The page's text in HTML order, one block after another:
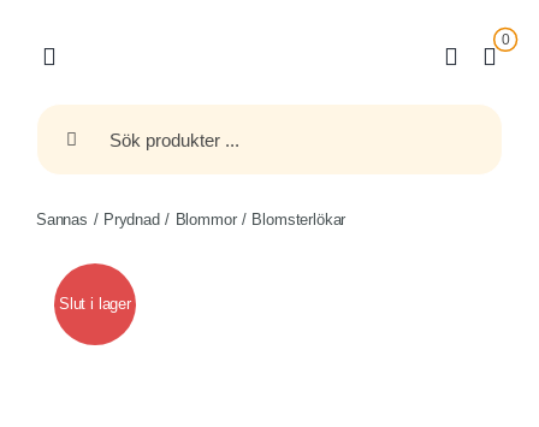
0
Sök
efter:
Sannas Prydnad Blommor Blomsterlökar
Slut i lager